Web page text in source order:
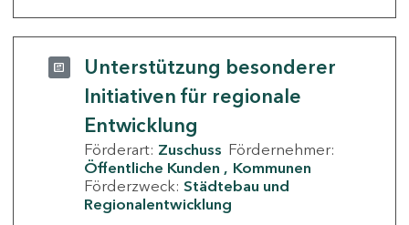
Unterstützung besonderer
Initiativen für regionale
Entwicklung
Förderart: Zuschuss Fördernehmer:
Öffentliche Kunden
Kommunen
Förderzweck: Städtebau und
Regionalentwicklung